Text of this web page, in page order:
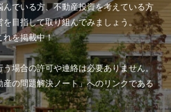
でいる方、不動産投資を考えている方
目指して取り組んでみましょう。
れを掲載中！
場合の許可や連絡は必要ありません。
の問題解決ノート」へのリンクである